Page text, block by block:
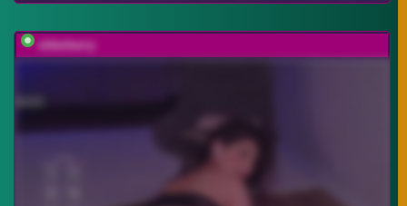
elderberry